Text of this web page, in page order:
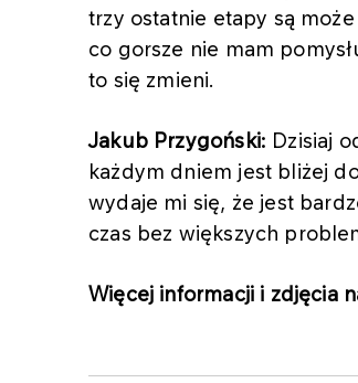
trzy ostatnie etapy są
co gorsze nie mam
to się zmieni.
Jakub Przygoński: Dzisiaj
każdym dniem jest bliżej
wydaje mi się, że jest
czas bez większych
Więcej informacji i zdjęcia